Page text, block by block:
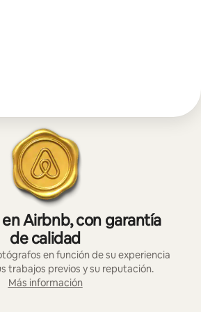
Airbnb, con garantía
de calidad
en función de su experiencia
trabajos previos y su reputación.
Más información